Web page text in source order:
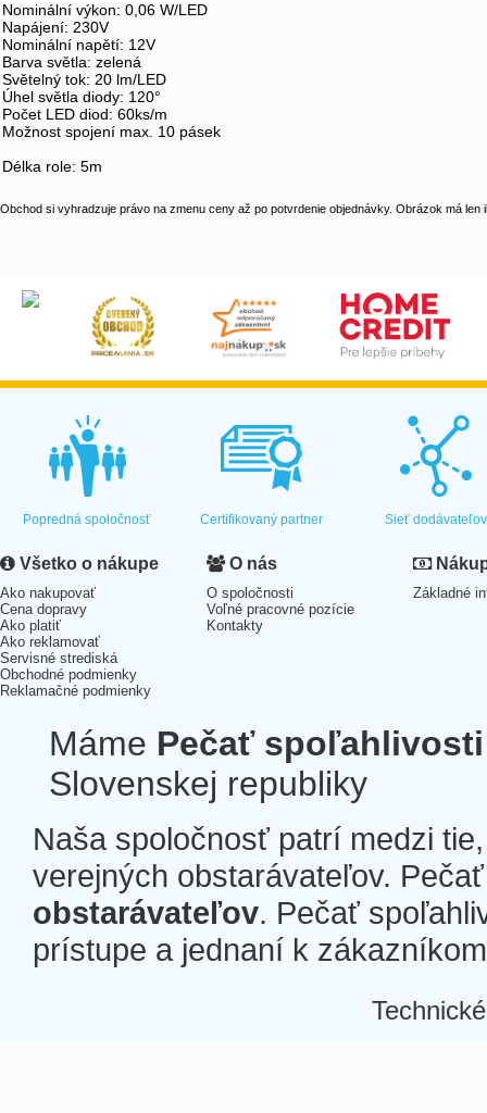
Nominální výkon: 0,06 W/LED
Napájení: 230V
Nominální napětí: 12V
Barva světla: zelená
Světelný tok: 20 lm/LED
Úhel světla diody: 120°
Počet LED diod: 60ks/m
Možnost spojení max. 10 pásek
Délka role: 5m
Obchod si vyhradzuje právo na zmenu ceny až po potvrdenie objednávky. Obrázok má len
Popredná spoločnosť Certifikovaný partner Sieť dodávateľov
Všetko o nákupe
Ako nakupovať
Cena dopravy
Ako platiť
Ako reklamovať
Servisné strediská
Obchodné podmienky
Reklamačné podmienky
O nás
O spoločnosti
Voľné pracovné pozície
Kontakty
Základné
Máme Pečať spoľahlivosti
Slovenskej republiky
Naša spoločnosť patrí medzi
verejných obstarávateľov.
obstarávateľov. Pečať
prístupe a jednaní k